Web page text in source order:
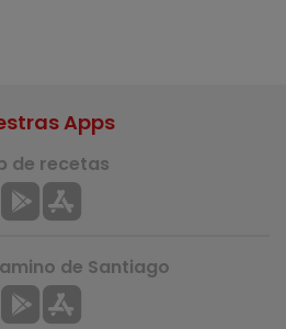
Apps
de recetas
de Santiago